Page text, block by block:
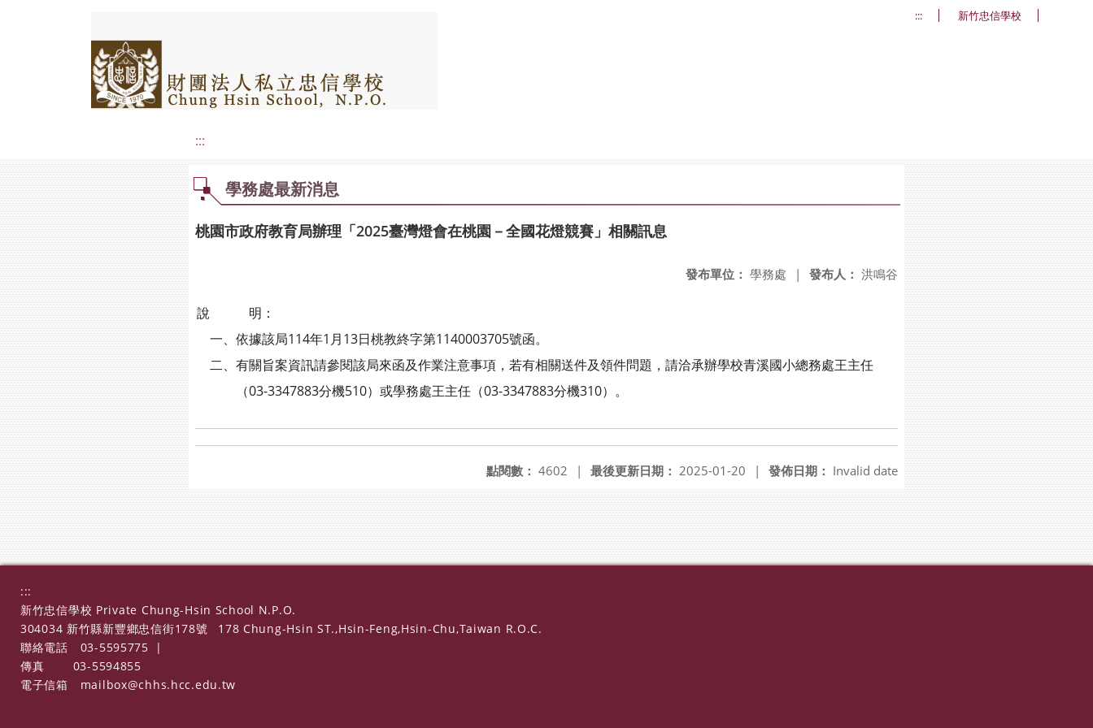
::: 新竹忠信學校
:::
學務處最新消息
桃園市政府教育局辦理「2025臺灣燈會在桃園－全國花燈競賽」相關訊息
發布人： 洪鳴谷
發布單位： 學務處 |
說 明：
一、依據該局114年1月13日桃教終字第1140003705號函。
二、有關旨案資訊請參閱該局來函及作業注意事項，若有相關送件及領件問題，請洽承辦學校青溪國小總務處王主任
（03-3347883分機510）或學務處王主任（03-3347883分機310）。
發佈日期： Invalid date
最後更新日期： 2025-01-20 |
點閱數： 4602 |
:::
新竹忠信學校 Private Chung-Hsin School N.P.O.
304034 新竹縣新豐鄉忠信街178號
178 Chung-Hsin ST.,Hsin-Feng,Hsin-Chu,Taiwan R.O.C.
聯絡電話
03-5595775
|
傳真
03-5594855
電子信箱
mailbox@chhs.hcc.edu.tw